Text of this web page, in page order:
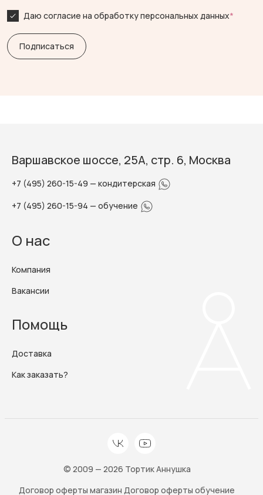
Даю согласие на обработку персональных данных*
Варшавское шоссе, 25А, стр. 6, Москва
+7 (495) 260-15-49 — кондитерская
+7 (495) 260-15-94 — обучение
О нас
Компания
Вакансии
Помощь
Доставка
Как заказать?
© 2009 — 2026 Тортик Аннушка
Договор оферты магазин Договор оферты обучение